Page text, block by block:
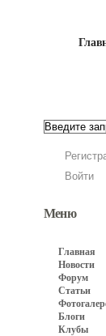
Войти
Меню
Главная
Новости
Форум
Статьи
Блоги
Клубы